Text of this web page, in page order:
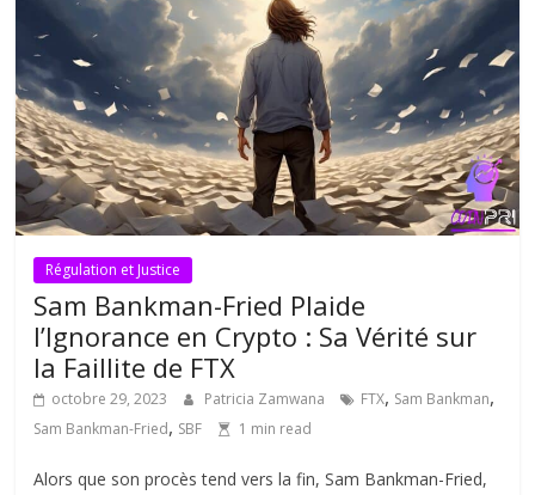
Régulation et Justice
Sam Bankman-Fried Plaide
l’Ignorance en Crypto : Sa Vérité sur
la Faillite de FTX
octobre 29, 2023 Patricia Zamwana FTX, Sam Bankman,
Sam Bankman-Fried, SBF 1 min read
Alors que son procès tend vers la fin, Sam Bankman-Fried,